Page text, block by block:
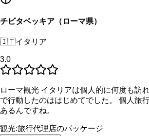
チビタベッキア（ローマ県）
🇮🇹イタリア
3.0
ローマ観光 イタリアは個人的に何度も訪
で行動したのははじめてでした。 個人旅
あるんですね。
観光:旅行代理店のパッケージ